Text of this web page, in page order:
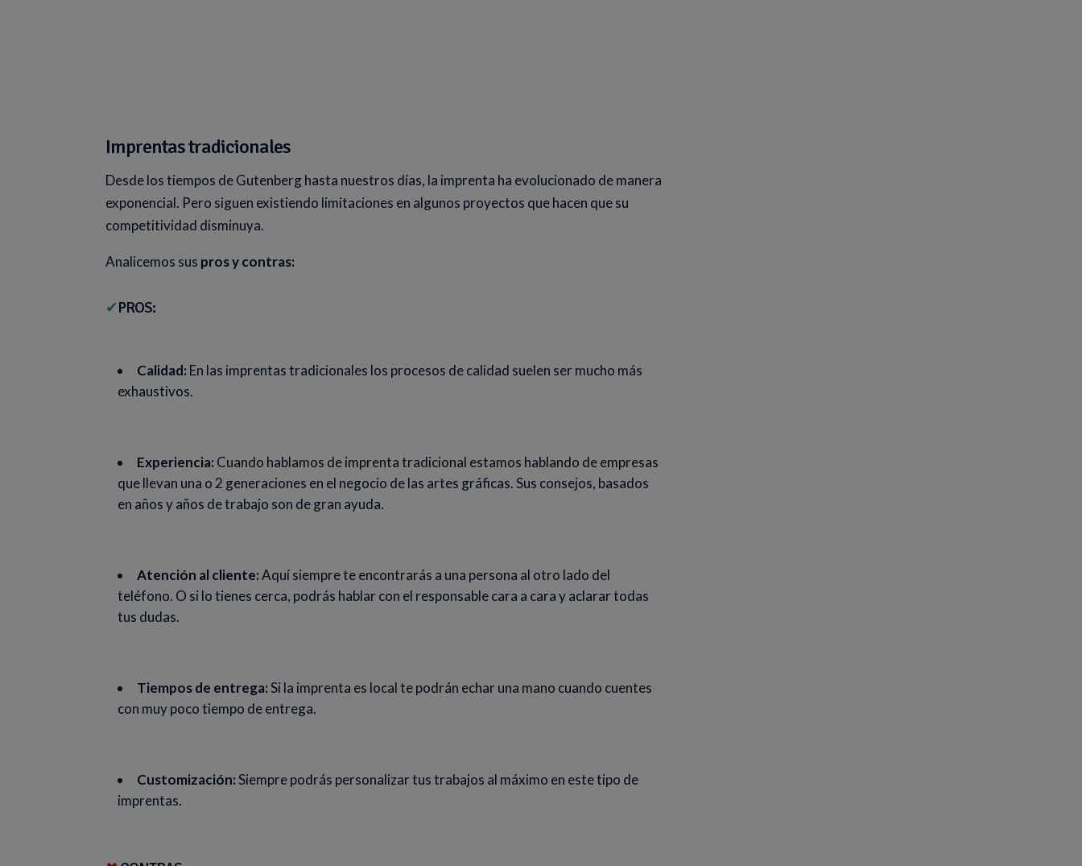
Imprentas tradicionales
Desde los tiempos de Gutenberg hasta nuestros días, la imprenta ha evolucionado de manera
exponencial. Pero siguen existiendo limitaciones en algunos proyectos que hacen que su
competitividad disminuya.
Analicemos sus pros y contras:
✔PROS:
Calidad: En las imprentas tradicionales los procesos de calidad suelen ser mucho más
exhaustivos.
Experiencia: Cuando hablamos de imprenta tradicional estamos hablando de empresas
que llevan una o 2 generaciones en el negocio de las artes gráficas. Sus consejos, basados
en años y años de trabajo son de gran ayuda.
Atención al cliente:Aquí siempre te encontrarás a una persona al otro lado del
teléfono. O si lo tienes cerca, podrás hablar con el responsable cara a cara y aclarar todas
tus dudas.
Tiempos de entrega:Si la imprenta es local te podrán echar una mano cuando cuentes
con muy poco tiempo de entrega.
Customización:Siempre podrás personalizar tus trabajos al máximo en este tipo de
imprentas.